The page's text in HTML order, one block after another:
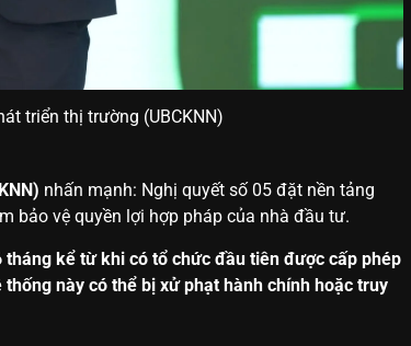
triển thị trường (UBCKNN)
nhấn mạnh: Nghị quyết số 05 đặt nền tảng
bảo vệ quyền lợi hợp pháp của nhà đầu tư.
tháng kể từ khi có tổ chức đầu tiên được cấp phép
này có thể bị xử phạt hành chính hoặc truy